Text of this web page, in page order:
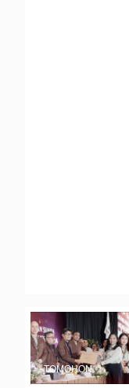
TOMOHON